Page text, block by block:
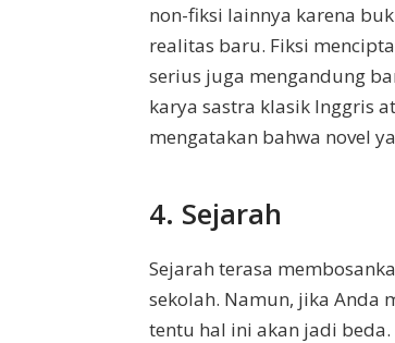
non-fiksi lainnya karena
realitas baru. Fiksi
serius juga mengandung
karya sastra klasik Inggris
mengatakan bahwa novel
4. Sejarah
Sejarah terasa
sekolah. Namun, jika Anda
tentu hal ini akan jadi